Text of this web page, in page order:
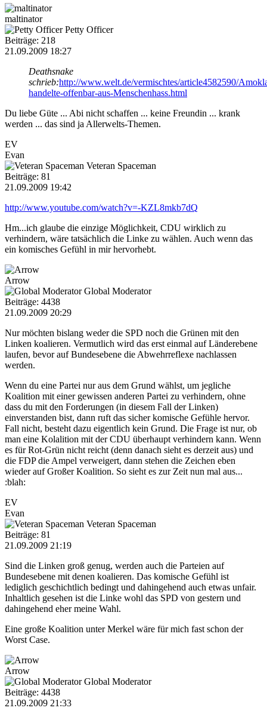
maltinator
Petty Officer
Beiträge: 218
21.09.2009 18:27
Deathsnake
schrieb:http://www.welt.de/vermischtes/article4582590/
handelte-offenbar-aus-Menschenhass.html
Du liebe Güte ... Abi nicht schaffen ... keine Freundin ... krank
werden ... das sind ja Allerwelts-Themen.
EV
Evan
Veteran Spaceman
Beiträge: 81
21.09.2009 19:42
http://www.youtube.com/watch?v=-KZL8mkb7dQ
Hm...ich glaube die einzige Möglichkeit, CDU wirklich zu
verhindern, wäre tatsächlich die Linke zu wählen. Auch wenn das
ein komisches Gefühl in mir hervorhebt.
Arrow
Global Moderator
Beiträge: 4438
21.09.2009 20:29
Nur möchten bislang weder die SPD noch die Grünen mit den
Linken koalieren. Vermutlich wird das erst einmal auf Länderebene
laufen, bevor auf Bundesebene die Abwehrreflexe nachlassen
werden.
Wenn du eine Partei nur aus dem Grund wählst, um jegliche
Koalition mit einer gewissen anderen Partei zu verhindern, ohne
dass du mit den Forderungen (in diesem Fall der Linken)
einverstanden bist, dann ruft das sicher komische Gefühle hervor.
Fall nicht, besteht dazu eigentlich kein Grund. Die Frage ist nur, ob
man eine Kolalition mit der CDU überhaupt verhindern kann. Wenn
es für Rot-Grün nicht reicht (denn danach sieht es derzeit aus) und
die FDP die Ampel verweigert, dann stehen die Zeichen eben
wieder auf Großer Koalition. So sieht es zur Zeit nun mal aus...
:blah:
EV
Evan
Veteran Spaceman
Beiträge: 81
21.09.2009 21:19
Sind die Linken groß genug, werden auch die Parteien auf
Bundesebene mit denen koalieren. Das komische Gefühl ist
lediglich geschichtlich bedingt und dahingehend auch etwas unfair.
Inhaltlich gesehen ist die Linke wohl das SPD von gestern und
dahingehend eher meine Wahl.
Eine große Koalition unter Merkel wäre für mich fast schon der
Worst Case.
Arrow
Global Moderator
Beiträge: 4438
21.09.2009 21:33